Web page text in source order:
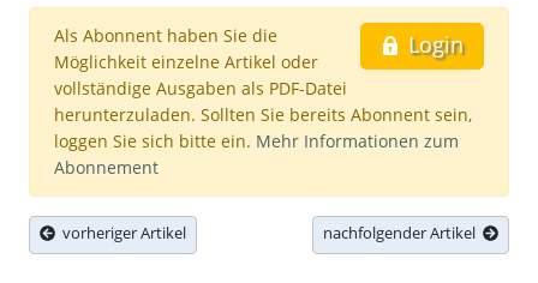
Login
Als Abonnent haben Sie die
Möglichkeit einzelne Artikel oder
vollständige Ausgaben als PDF-Datei
herunterzuladen. Sollten Sie bereits Abonnent sein,
loggen Sie sich bitte ein. Mehr Informationen zum
Abonnement
vorheriger Artikel nachfolgender Artikel